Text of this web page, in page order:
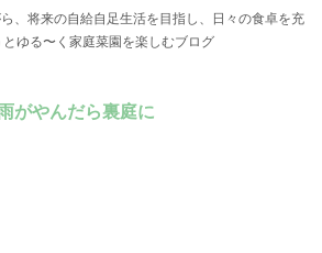
、将来の自給自足生活を目指し、日々の食卓を充
ゆる〜く家庭菜園を楽しむブログ
がやんだら裏庭に